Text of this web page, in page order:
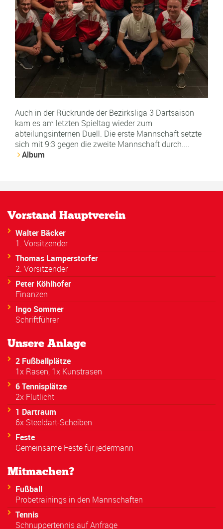
Auch in der Rückrunde der Bezirksliga 3 Dartsaison
kam es am letzten Spieltag wieder zum
abteilungsinternen Duell. Die erste Mannschaft setzte
sich mit 9:3 gegen die zweite Mannschaft durch....
Album
Vorstand Hauptverein
Walter Bäcker
1. Vorsitzender
Thomas Lamperstorfer
2. Vorsitzender
Peter Köhlhofer
Finanzen
Ingo Sommer
Schriftführer
Unsere Anlage
2 Fußballplätze
1x Rasen, 1x Kunstrasen
6 Tennisplätze
2x Flutlicht
1 Dartraum
6x Steeldart-Scheiben
Feste
Gemeinsame Feste für jedermann
Mitmachen?
Fußball
Probetrainings in den Mannschaften
Tennis
Schnuppertennis auf Anfrage